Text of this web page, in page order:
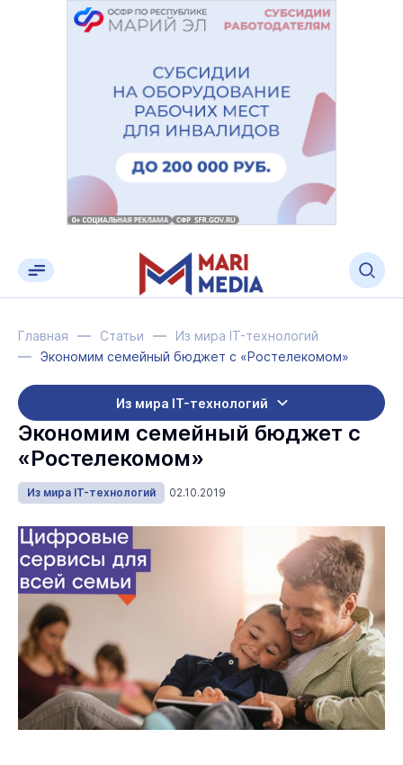
Главная Статьи
Из мира IT-технологий
Экономим семейный бюджет с «Ростелекомом»
Из мира IT-технологий
Экономим семейный бюджет с
«Ростелекомом»
Из мира IT-технологий 02.10.2019